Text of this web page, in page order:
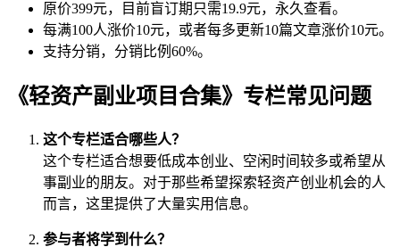
原价399元，目前盲订期只需19.9元，永久查看。
每满100人涨价10元，或者每多更新10篇文章涨价10元。
支持分销，分销比例60%。
《轻资产副业项目合集》专栏常见问题
这个专栏适合哪些人？
这个专栏适合想要低成本创业、空闲时间较多或希望从
事副业的朋友。对于那些希望探索轻资产创业机会的人
而言，这里提供了大量实用信息。
参与者将学到什么？